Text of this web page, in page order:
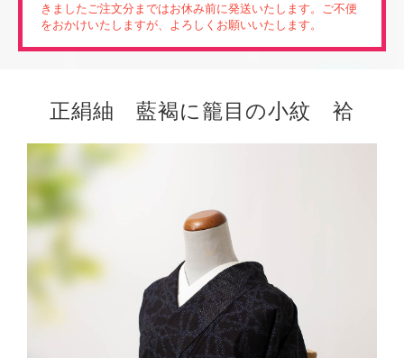
きましたご注文分まではお休み前に発送いたします。ご不便
をおかけいたしますが、よろしくお願いいたします。
正絹紬 藍褐に籠目の小紋 袷